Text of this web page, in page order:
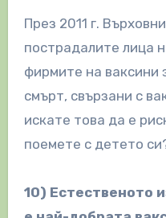
През 2011 г.
пострадалите лица
фирмите на ваксини
смърт, свързани с
искате това да е
поемете с детето
10) Естественото